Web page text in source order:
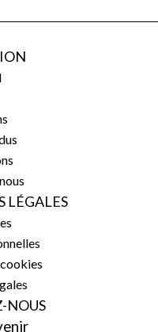
LÉGALES
NOUS